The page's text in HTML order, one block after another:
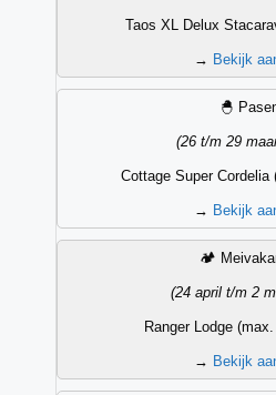
Taos XL Delux
→ Bekijk
🐣
(26 t/m 29
Cottage Super Cordelia
→ Bekijk
🏕️
(24 april t/m 2
Ranger Lodge
→ Bekijk